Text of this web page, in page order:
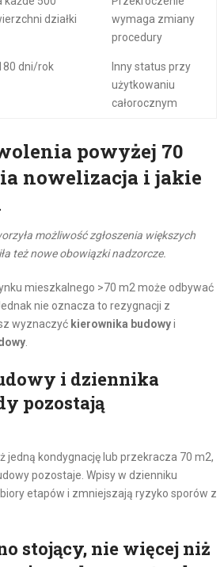
działki
wymaga zmiany
procedury
dni/rok
Inny status przy
użytkowaniu
całorocznym
powyżej 70
nowelizacja i jakie
możliwość zgłoszenia większych
też nowe obowiązki nadzorcze.
mieszkalnego >70 m2 może odbywać
nie oznacza to rezygnacji z
wyznaczyć kierownika budowyi
.
i dziennika
pozostają
jedną kondygnację lub przekracza 70 m2,
pozostaje. Wpisy w dzienniku
etapów i zmniejszają ryzyko sporów z
stojący, nie więcej niż